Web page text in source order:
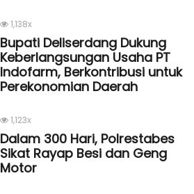
1,138x
Bupati Deliserdang Dukung
Keberlangsungan Usaha PT
Indofarm, Berkontribusi untuk
Perekonomian Daerah
1,123x
Dalam 300 Hari, Polrestabes
Sikat Rayap Besi dan Geng
Motor